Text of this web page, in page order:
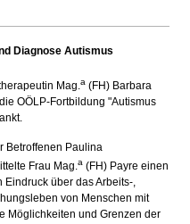
Diagnose Autismus
Mag.a (FH) Barbara
OÖLP-Fortbildung "Autismus
Betroffenen Paulina
Frau Mag.a (FH) Payre einen
über das Arbeits-,
von Menschen mit
Möglichkeiten und Grenzen der